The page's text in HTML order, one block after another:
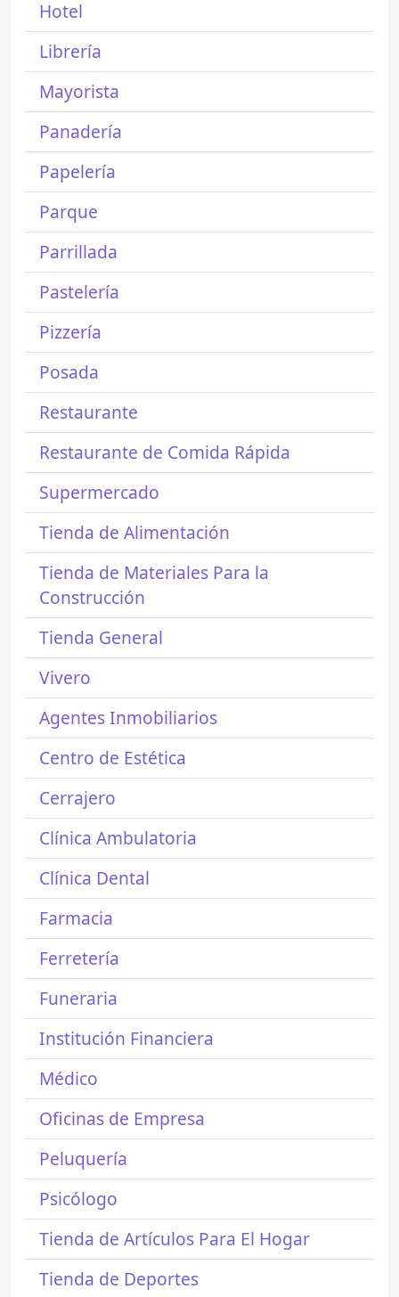
Hotel
Librería
Mayorista
Panadería
Papelería
Parque
Parrillada
Pastelería
Pizzería
Posada
Restaurante
Restaurante de Comida Rápida
Supermercado
Tienda de Alimentación
Tienda de Materiales Para la
Construcción
Tienda General
Vivero
Agentes Inmobiliarios
Centro de Estética
Cerrajero
Clínica Ambulatoria
Clínica Dental
Farmacia
Ferretería
Funeraria
Institución Financiera
Médico
Oficinas de Empresa
Peluquería
Psicólogo
Tienda de Artículos Para El Hogar
Tienda de Deportes